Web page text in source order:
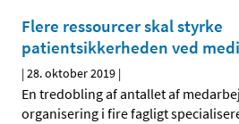
Flere ressourcer skal styrke
patientsikkerheden ved
|28. oktober 2019 |
En tredobling af antallet af
organisering i fire fagligt